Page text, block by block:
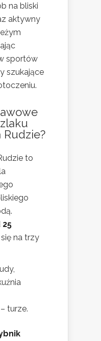
na bliski
aktywny
sportów
szukające
to
25
na trzy
turze.